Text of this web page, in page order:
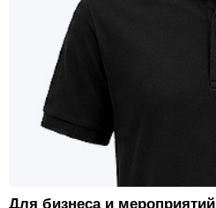
Для бизнеса и мероприятий